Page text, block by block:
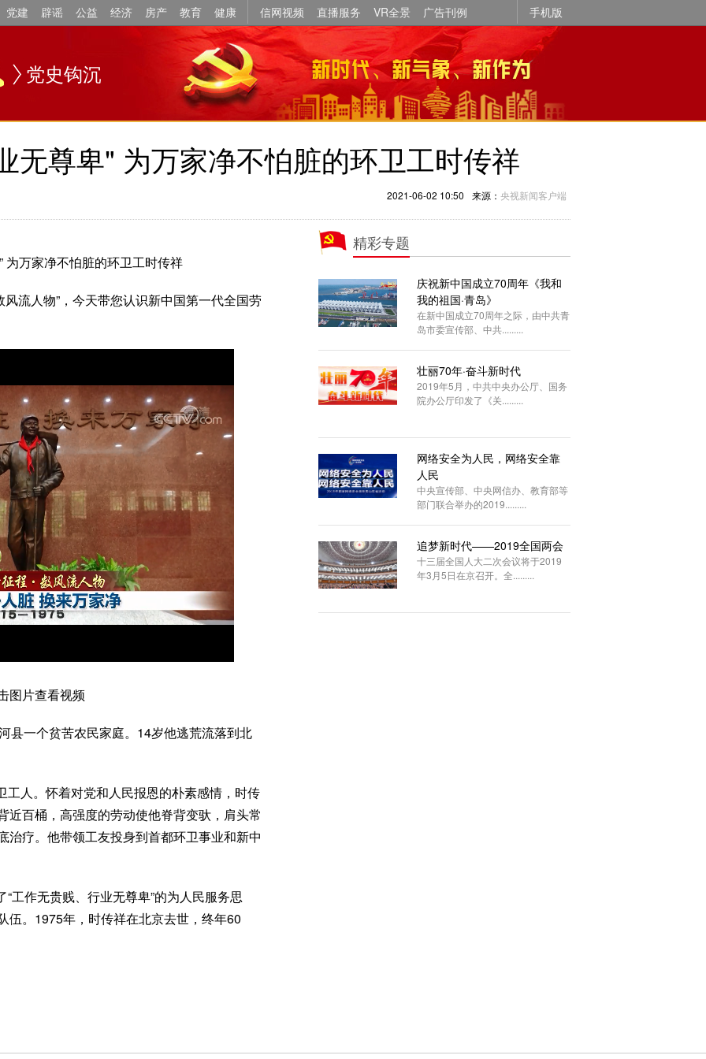
党建 辟谣 公益 经济 房产 教育 健康 信网视频 直播服务 VR全景 广告刊例 手机版
党史钩沉
无尊卑" 为万家净不怕脏的环卫工时传祥
2021-06-02 10:50 来源： 央视新闻客户端
为万家净不怕脏的环卫工时传祥
风流人物”，今天带您认识新中国第一代全国劳
图片查看视频
县一个贫苦农民家庭。14岁他逃荒流落到北
工人。怀着对党和人民报恩的朴素感情，时传
近百桶，高强度的劳动使他脊背变驮，肩头常
治疗。他带领工友投身到首都环卫事业和新中
工作无贵贱、行业无尊卑”的为人民服务思
伍。1975年，时传祥在北京去世，终年60
精彩专题
庆祝新中国成立70周年《我和
我的祖国·青岛》
在新中国成立70周年之际，由中共青
岛市委宣传部、中共.........
壮丽70年·奋斗新时代
2019年5月，中共中央办公厅、国务
院办公厅印发了《关.........
网络安全为人民，网络安全靠
人民
中央宣传部、中央网信办、教育部等
部门联合举办的2019.........
追梦新时代——2019全国两会
十三届全国人大二次会议将于2019
年3月5日在京召开。全.........